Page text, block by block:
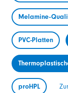
Melamine-
PVC-Platten
proHPL